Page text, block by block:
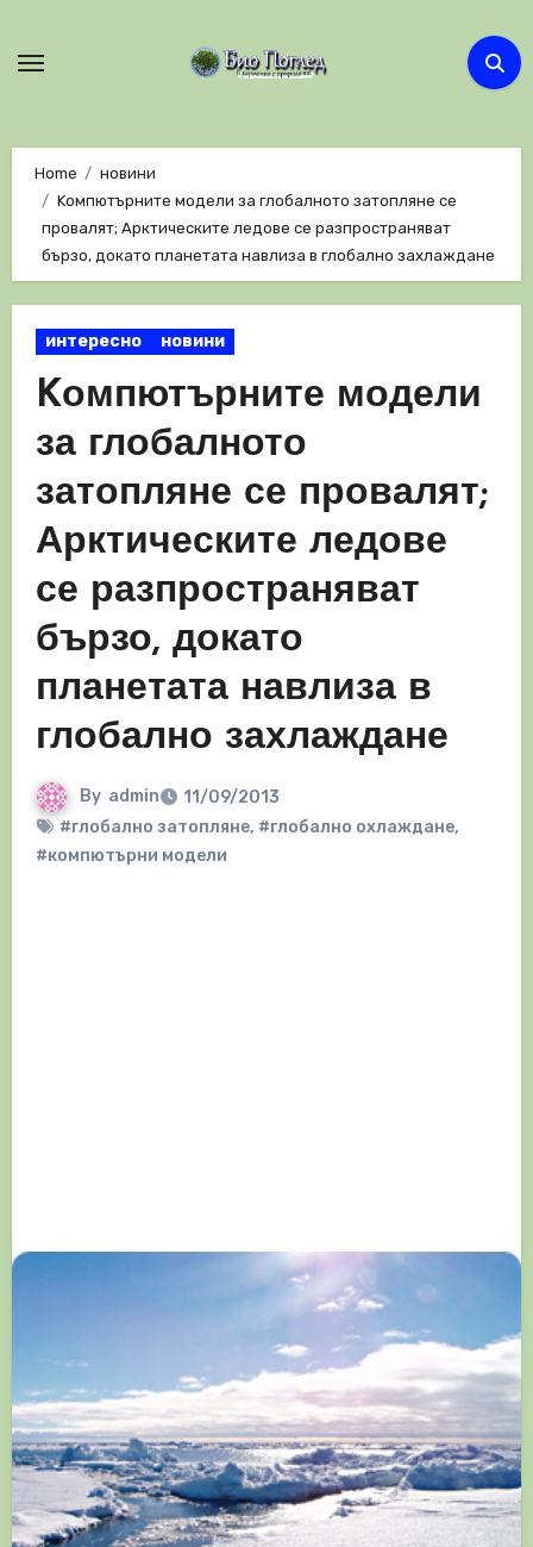
Home
новини
Kомпютърните модели за глобалното затопляне се
провалят; Арктическите ледове се разпространяват
бързо, докато планетата навлиза в глобално захлаждане
интересно новини
Kомпютърните модели
за глобалното
затопляне се провалят;
Арктическите ледове
се разпространяват
бързо, докато
планетата навлиза в
глобално захлаждане
By admin
11/09/2013
#глобално затопляне, #глобално охлаждане,
#компютърни модели